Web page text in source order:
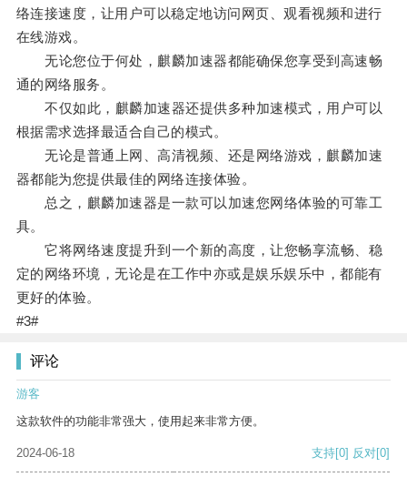
络连接速度，让用户可以稳定地访问网页、观看视频和进行
在线游戏。
无论您位于何处，麒麟加速器都能确保您享受到高速畅
通的网络服务。
不仅如此，麒麟加速器还提供多种加速模式，用户可以
根据需求选择最适合自己的模式。
无论是普通上网、高清视频、还是网络游戏，麒麟加速
器都能为您提供最佳的网络连接体验。
总之，麒麟加速器是一款可以加速您网络体验的可靠工
具。
它将网络速度提升到一个新的高度，让您畅享流畅、稳
定的网络环境，无论是在工作中亦或是娱乐娱乐中，都能有
更好的体验。
#3#
评论
游客
这款软件的功能非常强大，使用起来非常方便。
2024-06-18 支持[0] 反对[0]